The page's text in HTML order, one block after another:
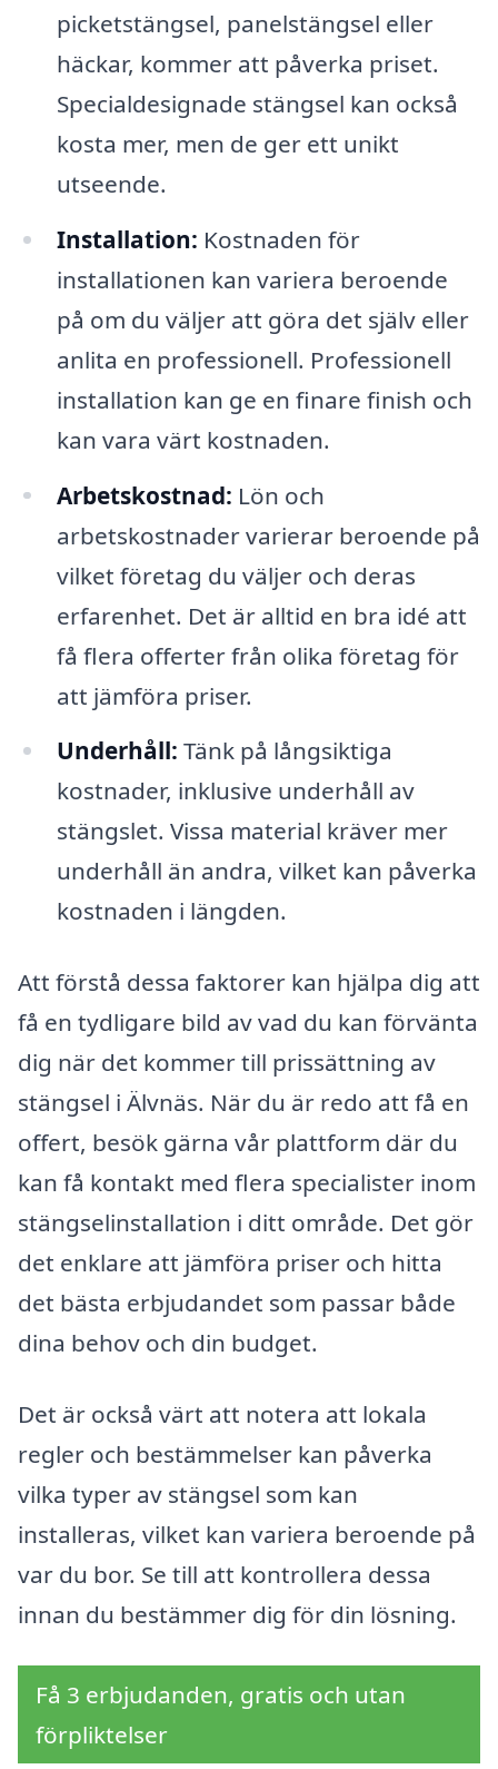
picketstängsel, panelstängsel eller
häckar, kommer att påverka priset.
Specialdesignade stängsel kan också
kosta mer, men de ger ett unikt
utseende.
Installation: Kostnaden för
installationen kan variera beroende
på om du väljer att göra det själv eller
anlita en professionell. Professionell
installation kan ge en finare finish och
kan vara värt kostnaden.
Arbetskostnad: Lön och
arbetskostnader varierar beroende på
vilket företag du väljer och deras
erfarenhet. Det är alltid en bra idé att
få flera offerter från olika företag för
att jämföra priser.
Underhåll: Tänk på långsiktiga
kostnader, inklusive underhåll av
stängslet. Vissa material kräver mer
underhåll än andra, vilket kan påverka
kostnaden i längden.
Att förstå dessa faktorer kan hjälpa dig att
få en tydligare bild av vad du kan förvänta
dig när det kommer till prissättning av
stängsel i Älvnäs. När du är redo att få en
offert, besök gärna vår plattform där du
kan få kontakt med flera specialister inom
stängselinstallation i ditt område. Det gör
det enklare att jämföra priser och hitta
det bästa erbjudandet som passar både
dina behov och din budget.
Det är också värt att notera att lokala
regler och bestämmelser kan påverka
vilka typer av stängsel som kan
installeras, vilket kan variera beroende på
var du bor. Se till att kontrollera dessa
innan du bestämmer dig för din lösning.
Få 3 erbjudanden, gratis och utan
förpliktelser